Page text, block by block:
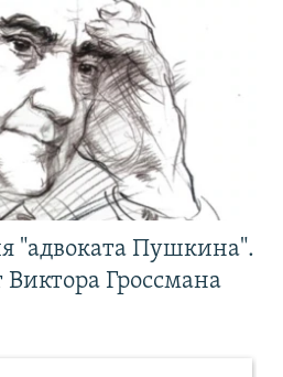
"адвоката Пушкина".
Гроссмана